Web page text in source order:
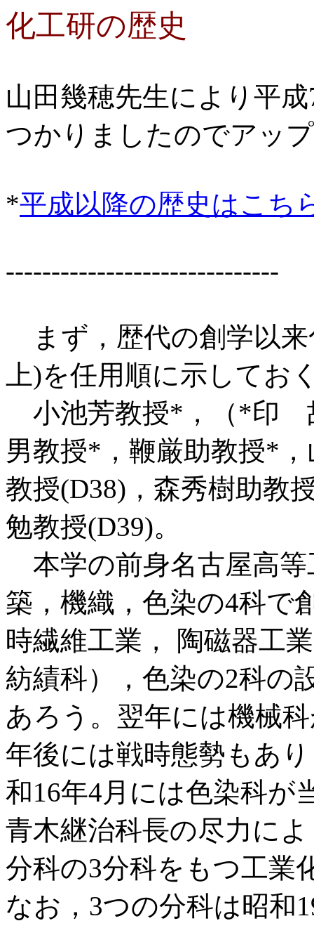
化工研の歴史
山田幾穂先生により平
つかりましたのでアッ
*平成以降の歴史はこち
------------------------------
まず，歴代の創学以来
上)を任用順に示してお
小池芳教授*，（*印
男教授*，鞭厳助教授*
教授(D38)，森秀樹助教
勉教授(D39)。
本学の前身名古屋高等
築，機織，色染の4科で
時繊維工業， 陶磁器工
紡績科），色染の2科の
あろう。翌年には機械
年後には戦時態勢もあ
和16年4月には色染科が
青木継治科長の尽力に
分科の3分科をもつ工業
なお，3つの分科は昭和